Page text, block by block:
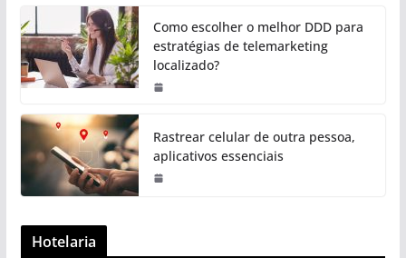
Como escolher o melhor DDD para
estratégias de telemarketing
localizado?
Rastrear celular de outra pessoa,
aplicativos essenciais
Hotelaria